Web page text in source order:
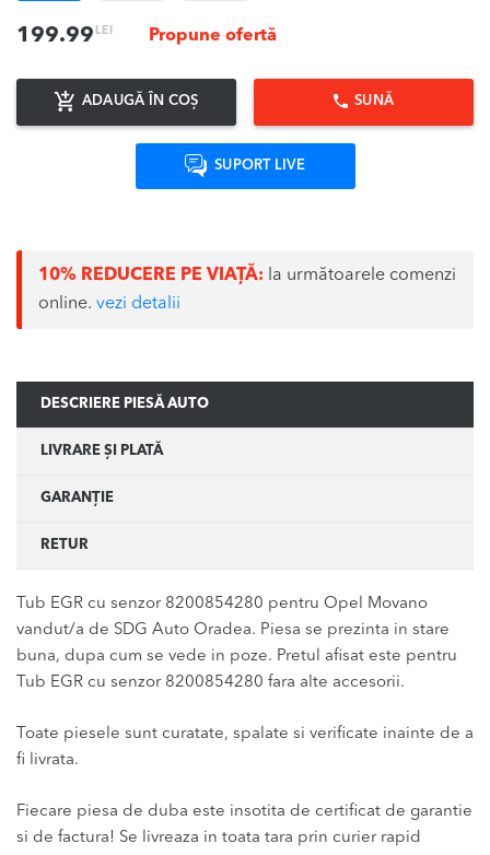
199.99 LEI Propune ofertă
ADAUGĂ ÎN COȘ SUNĂ
SUPORT LIVE
10% REDUCERE PE VIAȚĂ: la următoarele comenzi
online. vezi detalii
DESCRIERE PIESĂ AUTO
LIVRARE ȘI PLATĂ
GARANȚIE
RETUR
Tub EGR cu senzor 8200854280 pentru Opel Movano
vandut/a de SDG Auto Oradea. Piesa se prezinta in stare
buna, dupa cum se vede in poze. Pretul afisat este pentru
Tub EGR cu senzor 8200854280 fara alte accesorii.
Toate piesele sunt curatate, spalate si verificate inainte de a
fi livrata.
Fiecare piesa de duba este insotita de certificat de garantie
si de factura! Se livreaza in toata tara prin curier rapid